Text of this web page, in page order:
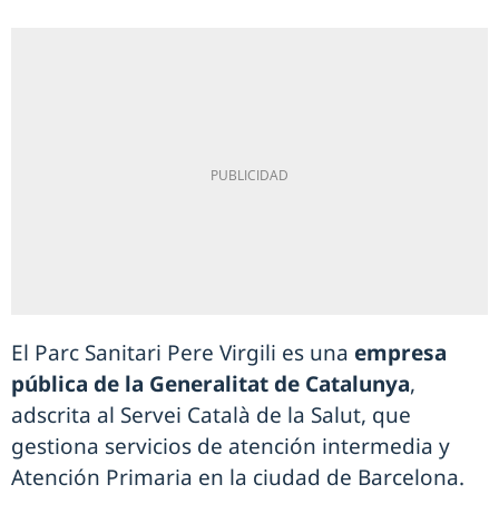
El Parc Sanitari Pere Virgili es una empresa
pública de la Generalitat de Catalunya,
adscrita al Servei Català de la Salut, que
gestiona servicios de atención intermedia y
Atención Primaria en la ciudad de Barcelona.